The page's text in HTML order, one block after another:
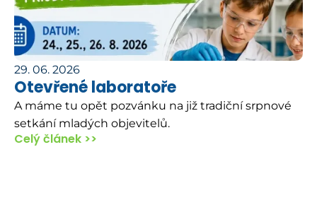
29. 06. 2026
Otevřené laboratoře
A máme tu opět pozvánku na již tradiční srpnové
setkání mladých objevitelů.
Celý článek >>